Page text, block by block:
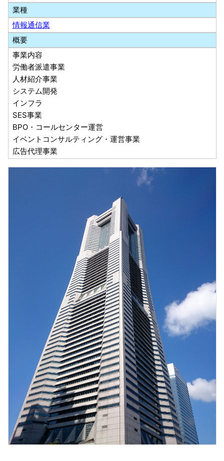
業種
情報通信業
概要
事業内容
労働者派遣事業
人材紹介事業
システム開発
インフラ
SES事業
BPO・コールセンター運営
イベントコンサルティング・運営事業
広告代理事業